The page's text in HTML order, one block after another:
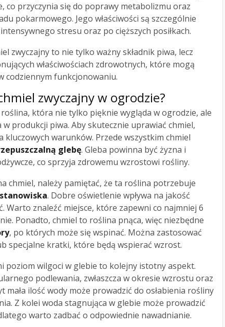
co przyczynia się do poprawy metabolizmu oraz
pokarmowego. Jego właściwości są szczególnie
stresu oraz po cięższych posiłkach.
zwyczajny to nie tylko ważny składnik piwa, lecz
właściwościach zdrowotnych, które mogą
codziennym funkcjonowaniu.
zwyczajny w ogrodzie?
która nie tylko pięknie wygląda w ogrodzie, ale
produkcji piwa. Aby skutecznie uprawiać chmiel,
kluczowych warunków. Przede wszystkim chmiel
glebę. Gleba powinna być żyzna i
co sprzyja zdrowemu wzrostowi rośliny.
chmiel, należy pamiętać, że ta roślina potrzebuje
. Dobre oświetlenie wpływa na jakość
Warto znaleźć miejsce, które zapewni co najmniej 6
Ponadto, chmiel to roślina pnąca, więc niezbędne
, po których może się wspinać. Można zastosować
specjalne kratki, które będą wspierać wzrost.
poziom wilgoci w glebie to kolejny istotny aspekt.
podlewania, zwłaszcza w okresie wzrostu oraz
mała ilość wody może prowadzić do osłabienia rośliny
Z kolei woda stagnująca w glebie może prowadzić
warto zadbać o odpowiednie nawadnianie.